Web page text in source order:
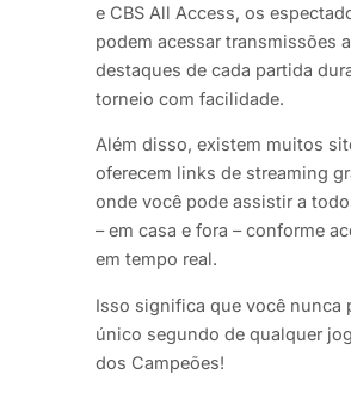
e CBS All Access, os
podem acessar transmissões
destaques de cada partida
torneio com facilidade.
Além disso, existem muitos
oferecem links de streaming
onde você pode assistir a
– em casa e fora – conforme
em tempo real.
Isso significa que você nunca
único segundo de qualquer
dos Campeões!